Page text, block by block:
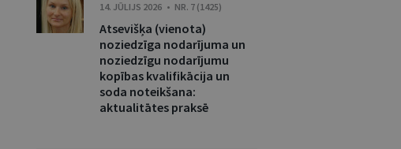
14. JŪLIJS 2026 • NR. 7 (1425)
Atsevišķa (vienota)
noziedzīga nodarījuma un
noziedzīgu nodarījumu
kopības kvalifikācija un
soda noteikšana:
aktualitātes praksē